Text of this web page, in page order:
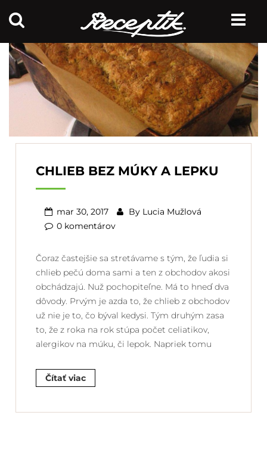
CHLIEB BEZ MÚKY A LEPKU
mar 30, 2017 By Lucia Mužlová
0 komentárov
Čoraz častejšie sa stretávame s tým, že ľudia si
chlieb pečú doma sami a ten z obchodov akosi
obchádzajú. Nuž pochopiteľne. Má to hneď dva
dôvody. Prvým je azda to, že chlieb z obchodov
už nie je to, čo býval kedysi. Tým druhým zasa
to, že z roka na rok stúpa počet celiatikov,
alergikov na múku, či lepok. Napriek tomu
Čítať viac